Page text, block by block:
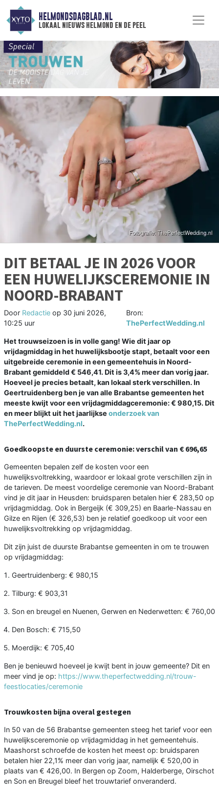
HELMONDSDAGBLAD.NL
lokaal nieuws helmond en de peel
DIT BETAAL JE IN 2026 VOOR
EEN HUWELIJKSCEREMONIE IN
NOORD-BRABANT
Door Redactie op 30 juni 2026,
10:25 uur
Bron:
ThePerfectWedding.nl
Het trouwseizoen is in volle gang! Wie dit jaar op
vrijdagmiddag in het huwelijksbootje stapt, betaalt voor een
uitgebreide ceremonie in een gemeentehuis in Noord-
Brabant gemiddeld € 546,41. Dit is 3,4% meer dan vorig jaar.
Hoeveel je precies betaalt, kan lokaal sterk verschillen. In
Geertruidenberg ben je van alle Brabantse gemeenten het
meeste kwijt voor een vrijdagmiddagceremonie: € 980,15. Dit
en meer blijkt uit het jaarlijkse onderzoek van
ThePerfectWedding.nl.
Goedkoopste en duurste ceremonie: verschil van € 696,65
Gemeenten bepalen zelf de kosten voor een
huwelijksvoltrekking, waardoor er lokaal grote verschillen zijn in
de tarieven. De meest voordelige ceremonie van Noord-Brabant
vind je dit jaar in Heusden: bruidsparen betalen hier € 283,50 op
vrijdagmiddag. Ook in Bergeijk (€ 309,25) en Baarle-Nassau en
Gilze en Rijen (€ 326,53) ben je relatief goedkoop uit voor een
huwelijksvoltrekking op vrijdagmiddag.
Dit zijn juist de duurste Brabantse gemeenten in om te trouwen
op vrijdagmiddag:
Geertruidenberg: € 980,15
Tilburg: € 903,31
Son en breugel en Nuenen, Gerwen en Nederwetten: € 760,00
Den Bosch: € 715,50
Moerdijk: € 705,40
Ben je benieuwd hoeveel je kwijt bent in jouw gemeente? Dit en
meer vind je op: https://www.theperfectwedding.nl/trouw-
feestlocaties/ceremonie
Trouwkosten bijna overal gestegen
In 50 van de 56 Brabantse gemeenten steeg het tarief voor een
huwelijksceremonie op vrijdagmiddag in het gemeentehuis.
Maashorst schroefde de kosten het meest op: bruidsparen
betalen hier 22,1% meer dan vorig jaar, namelijk € 520,00 in
plaats van € 426,00. In Bergen op Zoom, Halderberge, Oirschot
en Son en Breugel bleef het trouwtarief onveranderd.